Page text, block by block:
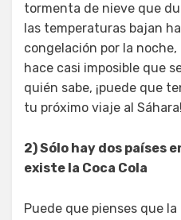
tormenta de nieve que
las temperaturas bajan
congelación por la
hace casi imposible que
quién sabe, ¡puede que
tu próximo viaje al Sáhara!
2) Sólo hay dos países
existe la Coca Cola
Puede que pienses que